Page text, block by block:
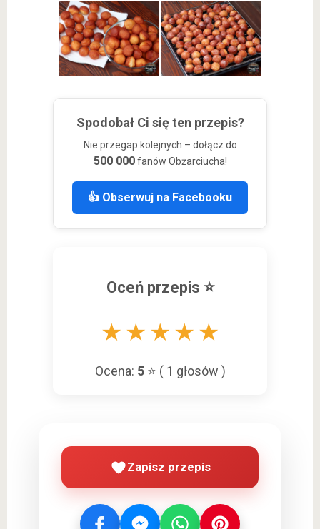
Spodobał Ci się ten przepis?
Nie przegap kolejnych – dołącz do
500 000fanów Obżarciucha!
👍 Obserwuj na Facebooku
Oceń przepis ⭐
★ ★ ★ ★ ★
Ocena: 5⭐ ( 1 głosów )
Zapisz przepis